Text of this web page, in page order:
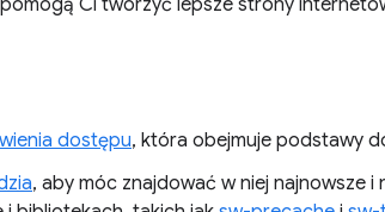
Ci tworzyć lepsze strony
dostępu, która obejmuje podstawy
, aby móc znajdować w niej najnowsze